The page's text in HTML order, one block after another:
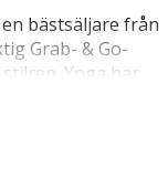
bästsäljare från
Grab- & Go-
Yoga har
fint på hjässan
och fritid.
så är